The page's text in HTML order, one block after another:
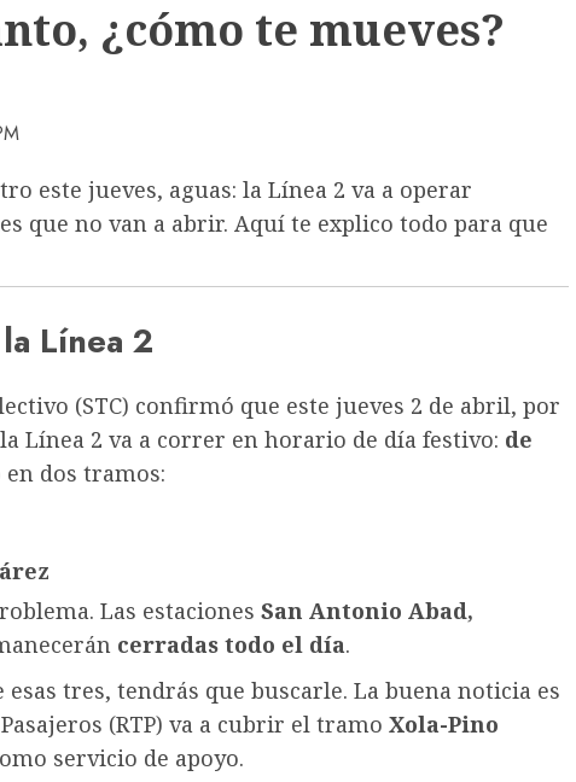
¿cómo te mueves?
este jueves, aguas: la Línea 2 va a operar
que no van a abrir. Aquí te explico todo para que
Línea 2
(STC) confirmó que este jueves 2 de abril, por
Línea 2 va a correr en horario de día festivo: de
dos tramos:
Las estaciones San Antonio Abad,
cerradas todo el día.
tres, tendrás que buscarle. La buena noticia es
(RTP) va a cubrir el tramo Xola-Pino
servicio de apoyo.